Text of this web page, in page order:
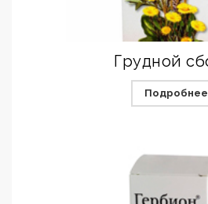
Грудной
Подробнее